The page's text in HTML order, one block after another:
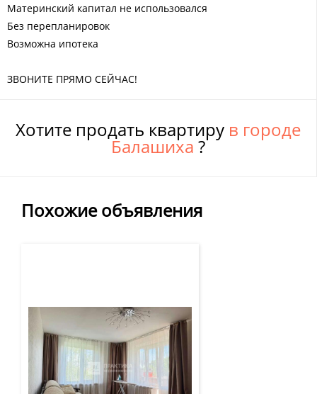
Материнский капитал не использовался
Без перепланировок
Возможна ипотека
ЗВОНИТЕ ПРЯМО СЕЙЧАС!
Похожие объявления
Хотите продать квартиру в городе
Балашиха ?